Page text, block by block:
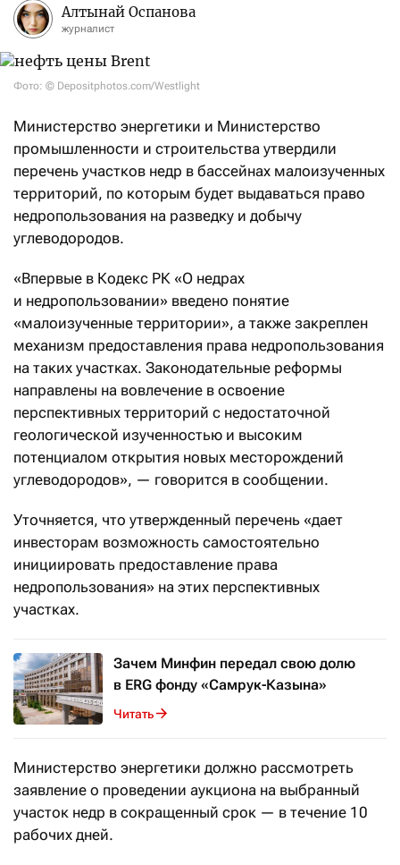
Алтынай Оспанова
журналист
Фото: © Depositphotos.com/Westlight
Министерство энергетики и Министерство
промышленности и строительства утвердили
перечень участков недр в бассейнах малоизученных
территорий, по которым будет выдаваться право
недропользования на разведку и добычу
углеводородов.
«Впервые в Кодекс РК «О недрах
и недропользовании» введено понятие
«малоизученные территории», а также закреплен
механизм предоставления права недропользования
на таких участках. Законодательные реформы
направлены на вовлечение в освоение
перспективных территорий с недостаточной
геологической изученностью и высоким
потенциалом открытия новых месторождений
углеводородов», — говорится в сообщении.
Уточняется, что утвержденный перечень «дает
инвесторам возможность самостоятельно
инициировать предоставление права
недропользования» на этих перспективных
участках.
Зачем Минфин передал свою долю
в ERG фонду «Самрук-Казына»
Читать
Министерство энергетики должно рассмотреть
заявление о проведении аукциона на выбранный
участок недр в сокращенный срок — в течение 10
рабочих дней.